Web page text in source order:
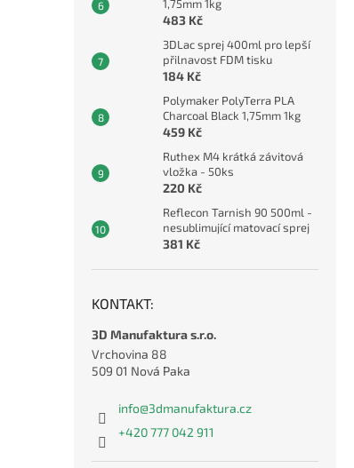
1,75mm 1kg
483 Kč
3DLac sprej 400ml pro lepší
přilnavost FDM tisku
184 Kč
Polymaker PolyTerra PLA
Charcoal Black 1,75mm 1kg
459 Kč
Ruthex M4 krátká závitová
vložka - 50ks
220 Kč
Reflecon Tarnish 90 500ml -
nesublimující matovací sprej
381 Kč
KONTAKT:
3D Manufaktura s.r.o.
Vrchovina 88
509 01 Nová Paka
info@3dmanufaktura.cz
+420 777 042 911